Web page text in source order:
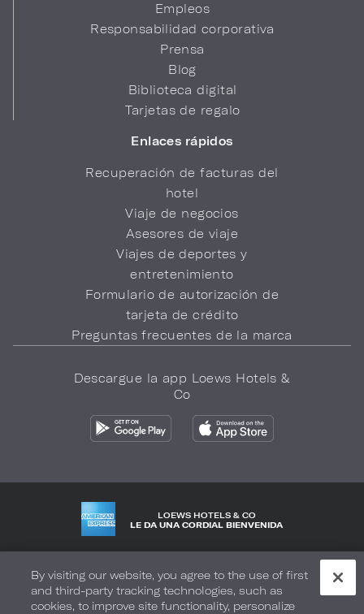
Empleos
Responsabilidad corporativa
Prensa
Blog
Biblioteca digital
Tarjetas de regalo
Enlaces rápidos
Recuperación de facturas del
hotel
Viaje de negocios
Asesores de viaje
Viajes de deportes y
entretenimiento
Formulario de autorización de
tarjeta de crédito
Preguntas frecuentes de la marca
Descargue la app Loews Hotels &
Co
LOEWS HOTELS & CO
LE DA UNA CORDIAL BIENVENIDA
Seguridad y bienestar Términos de Uso Accesibilidad
By visiting our website, you agree to the use of first
and third-party tracking technologies, such as
cookies, to improve site functionality, personalize